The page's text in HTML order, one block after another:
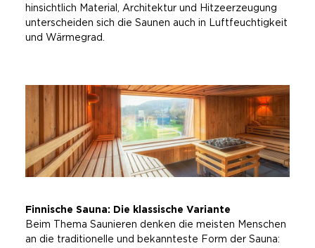
hinsichtlich Material, Architektur und Hitzeerzeugung
unterscheiden sich die Saunen auch in Luftfeuchtigkeit
und Wärmegrad.
Finnische Sauna: Die klassische Variante
Beim Thema Saunieren denken die meisten Menschen
an die traditionelle und bekannteste Form der Sauna: